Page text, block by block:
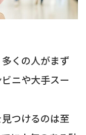
くの人がまず
ニや大手スー
つけるのは至